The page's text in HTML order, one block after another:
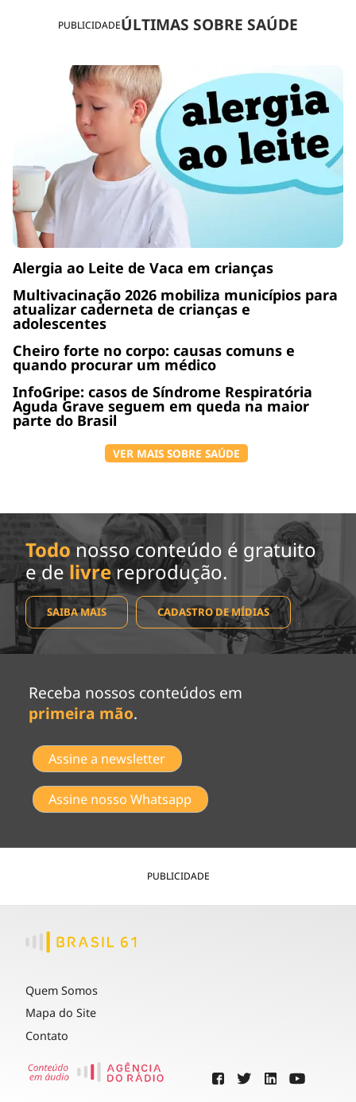
PUBLICIDADEÚLTIMAS SOBRE SAÚDE
Alergia ao Leite de Vaca em crianças
Multivacinação 2026 mobiliza municípios para
atualizar caderneta de crianças e
adolescentes
Cheiro forte no corpo: causas comuns e
quando procurar um médico
InfoGripe: casos de Síndrome Respiratória
Aguda Grave seguem em queda na maior
parte do Brasil
VER MAIS SOBRE SAÚDE
Todo nosso conteúdo é gratuito
e de livrereprodução.
SAIBA MAIS CADASTRO DE MÍDIAS
Receba nossos conteúdos em
primeira mão.
Assine a newsletter
Assine nosso Whatsapp
PUBLICIDADE
Quem Somos
Mapa do Site
Contato